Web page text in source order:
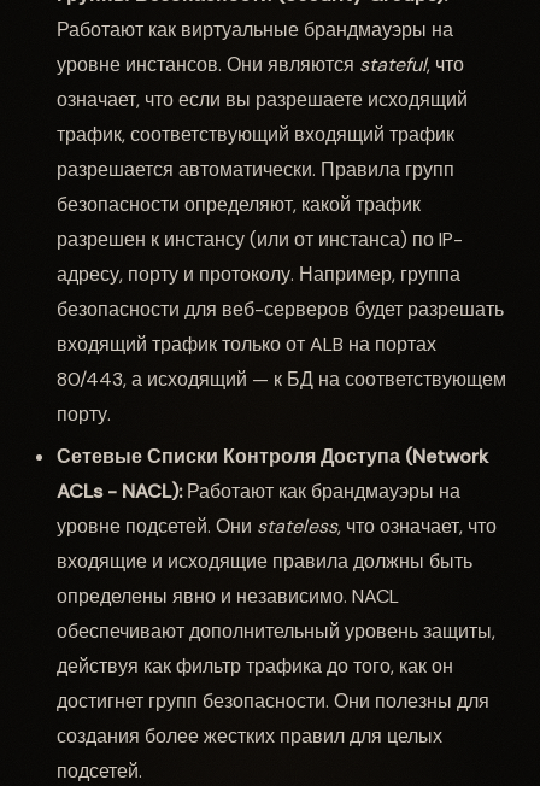
Работают как виртуальные брандмауэры на
уровне инстансов. Они являются stateful, что
означает, что если вы разрешаете исходящий
трафик, соответствующий входящий трафик
разрешается автоматически. Правила групп
безопасности определяют, какой трафик
разрешен к инстансу (или от инстанса) по IP-
адресу, порту и протоколу. Например, группа
безопасности для веб-серверов будет разрешать
входящий трафик только от ALB на портах
80/443, а исходящий — к БД на соответствующем
порту.
Сетевые Списки Контроля Доступа (Network
ACLs - NACL):Работают как брандмауэры на
уровне подсетей. Они stateless, что означает, что
входящие и исходящие правила должны быть
определены явно и независимо. NACL
обеспечивают дополнительный уровень защиты,
действуя как фильтр трафика до того, как он
достигнет групп безопасности. Они полезны для
создания более жестких правил для целых
подсетей.